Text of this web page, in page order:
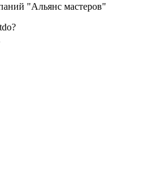
"Альянс мастеров"